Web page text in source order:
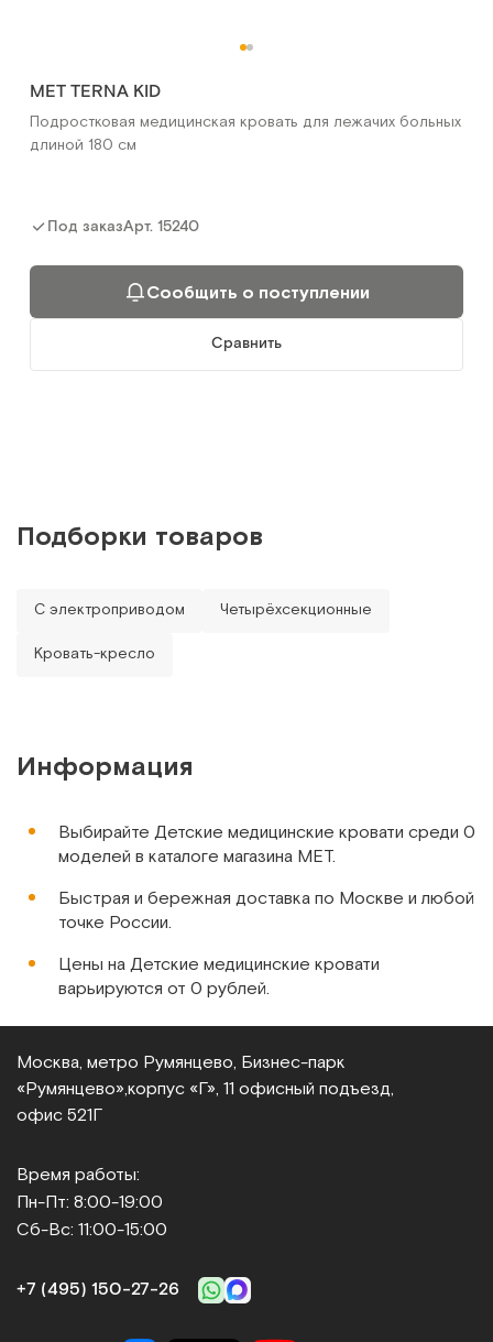
MET TERNA KID
Подростковая медицинская кровать для лежачих больных
длиной 180 см
Под заказАрт. 15240
Сообщить о поступлении
Сравнить
Подборки товаров
С электроприводом Четырёхсекционные
Кровать-кресло
Информация
Выбирайте Детские медицинские кровати среди 0
моделей в каталоге магазина МЕТ.
Быстрая и бережная доставка по Москве и любой
точке России.
Цены на Детские медицинские кровати
варьируются от 0 рублей.
Москва, метро Румянцево, Бизнес‑парк
«Румянцево», корпус «Г», 11 офисный подъезд,
офис 521Г
Время работы:
Пн-Пт: 8:00-19:00
Сб-Вс: 11:00-15:00
+7 (495) 150‑27‑26